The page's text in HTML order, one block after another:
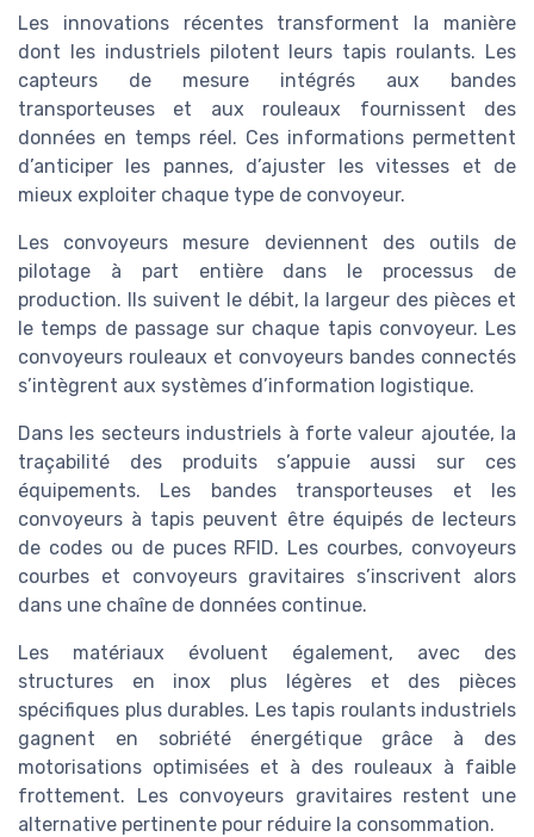
Les innovations récentes transforment la manière
dont les industriels pilotent leurs tapis roulants. Les
capteurs de mesure intégrés aux bandes
transporteuses et aux rouleaux fournissent des
données en temps réel. Ces informations permettent
d’anticiper les pannes, d’ajuster les vitesses et de
mieux exploiter chaque type de convoyeur.
Les convoyeurs mesure deviennent des outils de
pilotage à part entière dans le processus de
production. Ils suivent le débit, la largeur des pièces et
le temps de passage sur chaque tapis convoyeur. Les
convoyeurs rouleaux et convoyeurs bandes connectés
s’intègrent aux systèmes d’information logistique.
Dans les secteurs industriels à forte valeur ajoutée, la
traçabilité des produits s’appuie aussi sur ces
équipements. Les bandes transporteuses et les
convoyeurs à tapis peuvent être équipés de lecteurs
de codes ou de puces RFID. Les courbes, convoyeurs
courbes et convoyeurs gravitaires s’inscrivent alors
dans une chaîne de données continue.
Les matériaux évoluent également, avec des
structures en inox plus légères et des pièces
spécifiques plus durables. Les tapis roulants industriels
gagnent en sobriété énergétique grâce à des
motorisations optimisées et à des rouleaux à faible
frottement. Les convoyeurs gravitaires restent une
alternative pertinente pour réduire la consommation.